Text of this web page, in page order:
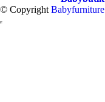
© Copyright Babyfurniture